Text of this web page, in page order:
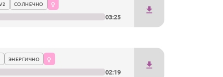
СОЛНЕЧНО
03:25
ЭНЕРГИЧНО
02:19